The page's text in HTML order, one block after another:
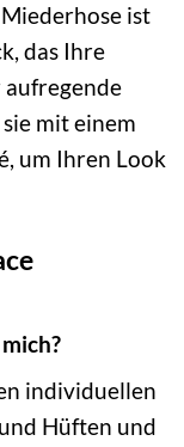
ist
das Ihre
mit einem
um Ihren Look
individuellen
Hüften und